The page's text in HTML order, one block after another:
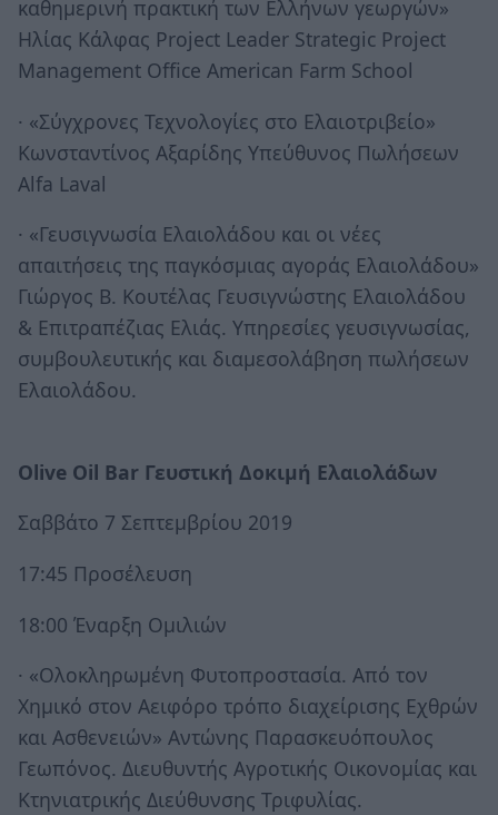
καθημερινή πρακτική των Ελλήνων γεωργών»
Ηλίας Κάλφας Project Leader Strategic Project
Management Office American Farm School
· «Σύγχρονες Τεχνολογίες στο Ελαιοτριβείο»
Κωνσταντίνος Αξαρίδης Υπεύθυνος Πωλήσεων
Alfa Laval
· «Γευσιγνωσία Ελαιολάδου και οι νέες
απαιτήσεις της παγκόσμιας αγοράς Ελαιολάδου»
Γιώργος Β. Κουτέλας Γευσιγνώστης Ελαιολάδου
& Επιτραπέζιας Ελιάς. Υπηρεσίες γευσιγνωσίας,
συμβουλευτικής και διαμεσολάβηση πωλήσεων
Ελαιολάδου.
Olive Oil Bar Γευστική Δοκιμή Ελαιολάδων
Σαββάτο 7 Σεπτεμβρίου 2019
17:45 Προσέλευση
18:00 Έναρξη Ομιλιών
· «Ολοκληρωμένη Φυτοπροστασία. Από τον
Χημικό στον Αειφόρο τρόπο διαχείρισης Εχθρών
και Ασθενειών» Αντώνης Παρασκευόπουλος
Γεωπόνος. Διευθυντής Αγροτικής Οικονομίας και
Κτηνιατρικής Διεύθυνσης Τριφυλίας.